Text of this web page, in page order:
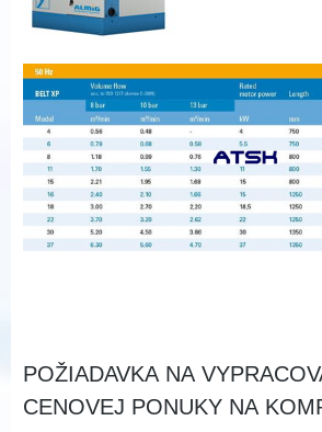
POŽIADAVKA NA
CENOVEJ PONUKY NA